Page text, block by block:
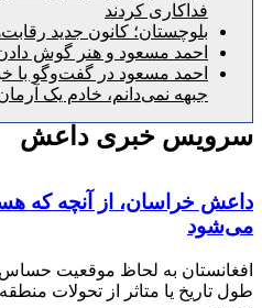
فداکاری کردند
بلوچستان؛ کانون جدید رقابت‌های
احمد مسعود و هنر گوش دادن به
احمد مسعود در گفت‌وگو با
جبهه نمی‌دانم، خادم یک آرمان
خبری داعش
خراسان، از آنچه که هست و
به لحاظ موقعیت حساس
یا متاثر از تحولات منطقه و